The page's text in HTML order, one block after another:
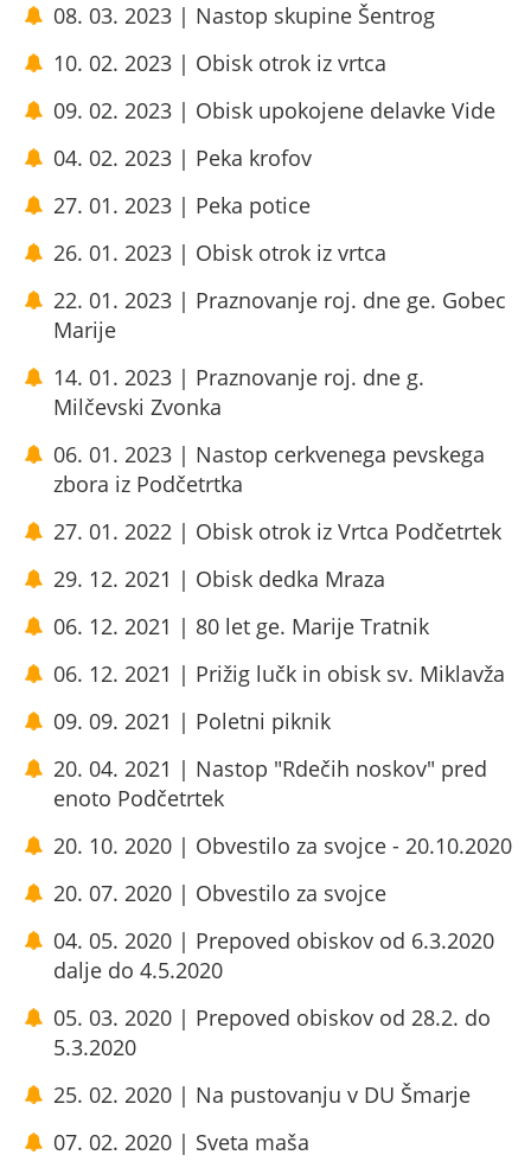
08. 03. 2023 | Nastop skupine Šentrog
10. 02. 2023 | Obisk otrok iz vrtca
09. 02. 2023 | Obisk upokojene delavke Vide
04. 02. 2023 | Peka krofov
27. 01. 2023 | Peka potice
26. 01. 2023 | Obisk otrok iz vrtca
22. 01. 2023 | Praznovanje roj. dne ge. Gobec
Marije
14. 01. 2023 | Praznovanje roj. dne g.
Milčevski Zvonka
06. 01. 2023 | Nastop cerkvenega pevskega
zbora iz Podčetrtka
27. 01. 2022 | Obisk otrok iz Vrtca Podčetrtek
29. 12. 2021 | Obisk dedka Mraza
06. 12. 2021 | 80 let ge. Marije Tratnik
06. 12. 2021 | Prižig lučk in obisk sv. Miklavža
09. 09. 2021 | Poletni piknik
20. 04. 2021 | Nastop "Rdečih noskov" pred
enoto Podčetrtek
20. 10. 2020 | Obvestilo za svojce - 20.10.2020
20. 07. 2020 | Obvestilo za svojce
04. 05. 2020 | Prepoved obiskov od 6.3.2020
dalje do 4.5.2020
05. 03. 2020 | Prepoved obiskov od 28.2. do
5.3.2020
25. 02. 2020 | Na pustovanju v DU Šmarje
07. 02. 2020 | Sveta maša